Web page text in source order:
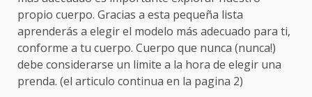
propio cuerpo. Gracias a esta pequeña lista
aprenderás a elegir el modelo más adecuado para ti,
conforme a tu cuerpo. Cuerpo que nunca (nunca!)
debe considerarse un limite a la hora de elegir una
prenda. (el articulo continua en la pagina 2)